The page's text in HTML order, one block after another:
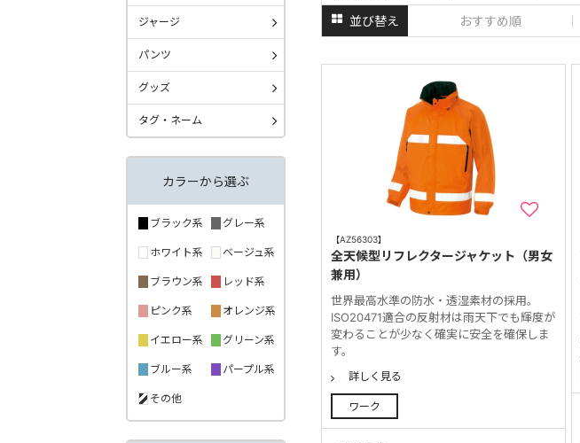
並び替え おすすめ順
【AZ56303】
全天候型リフレクタージャケット（男女
兼用）
世界最高水準の防水・透湿素材の採用。
ISO20471適合の反射材は雨天下でも輝度が
変わることが少なく確実に安全を確保しま
す。
詳しく見る
ワーク
ジャージ
パンツ
グッズ
タグ・ネーム
カラーから選ぶ
ブラック系 グレー系
ホワイト系 ベージュ系
ブラウン系 レッド系
ピンク系 オレンジ系
イエロー系 グリーン系
ブルー系 パープル系
その他